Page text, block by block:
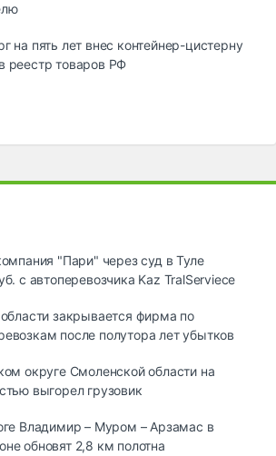
на пять лет внес контейнер-цистерну
реестр товаров РФ
"Пари" через суд в Туле
с автоперевозчика Kaz TralServiece
закрывается фирма по
после полутора лет убытков
округе Смоленской области на
выгорел грузовик
Владимир – Муром – Арзамас в
обновят 2,8 км полотна